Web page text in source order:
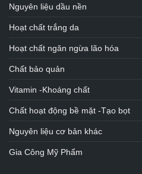
Nguyên liệu dầu nền
Hoạt chất trắng da
Hoạt chất ngăn ngừa lão hóa
Chất bảo quản
Vitamin -Khoáng chất
Chất hoạt động bề mặt -Tạo bọt
Nguyên liệu cơ bản khác
Gia Công Mỹ Phẩm